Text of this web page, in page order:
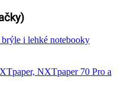
i lehké notebooky
NXTpaper 70 Pro a